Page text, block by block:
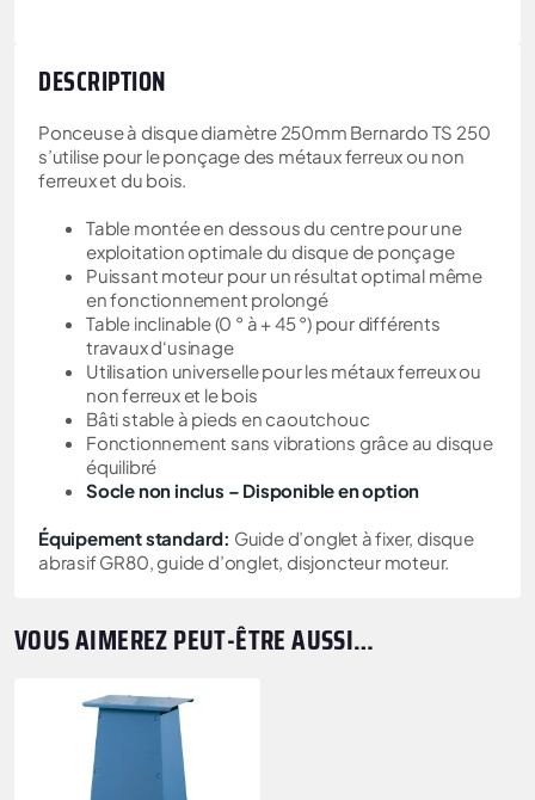
DESCRIPTION
Ponceuse à disque diamètre 250mm Bernardo TS 250
s’utilise pour le ponçage des métaux ferreux ou non
ferreux et du bois.
Table montée en dessous du centre pour une
exploitation optimale du disque de ponçage
Puissant moteur pour un résultat optimal même
en fonctionnement prolongé
Table inclinable (0 ° à + 45 °) pour différents
travaux d‘usinage
Utilisation universelle pour les métaux ferreux ou
non ferreux et le bois
Bâti stable à pieds en caoutchouc
Fonctionnement sans vibrations grâce au disque
équilibré
Socle non inclus – Disponible en option
Équipement standard: Guide d’onglet à fixer, disque
abrasif GR80, guide d’onglet, disjoncteur moteur.
VOUS AIMEREZ PEUT-ÊTRE AUSSI…